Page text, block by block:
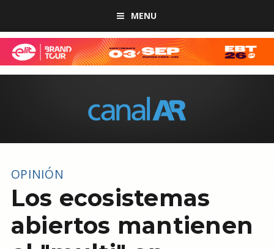
MENU
OPINIÓN
Los ecosistemas
abiertos mantienen